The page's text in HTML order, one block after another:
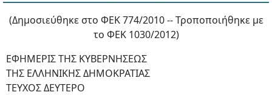
(Δημοσιεύθηκε στο ΦΕΚ 774/2010 -- Τροποποιήθηκε με
το ΦΕΚ 1030/2012)
ΕΦΗΜΕΡΙΣ ΤΗΣ ΚΥΒΕΡΝΗΣΕΩΣ
ΤΗΣ ΕΛΛΗΝΙΚΗΣ ΔΗΜΟΚΡΑΤΙΑΣ
ΤΕΥΧΟΣ ΔΕΥΤΕΡΟ